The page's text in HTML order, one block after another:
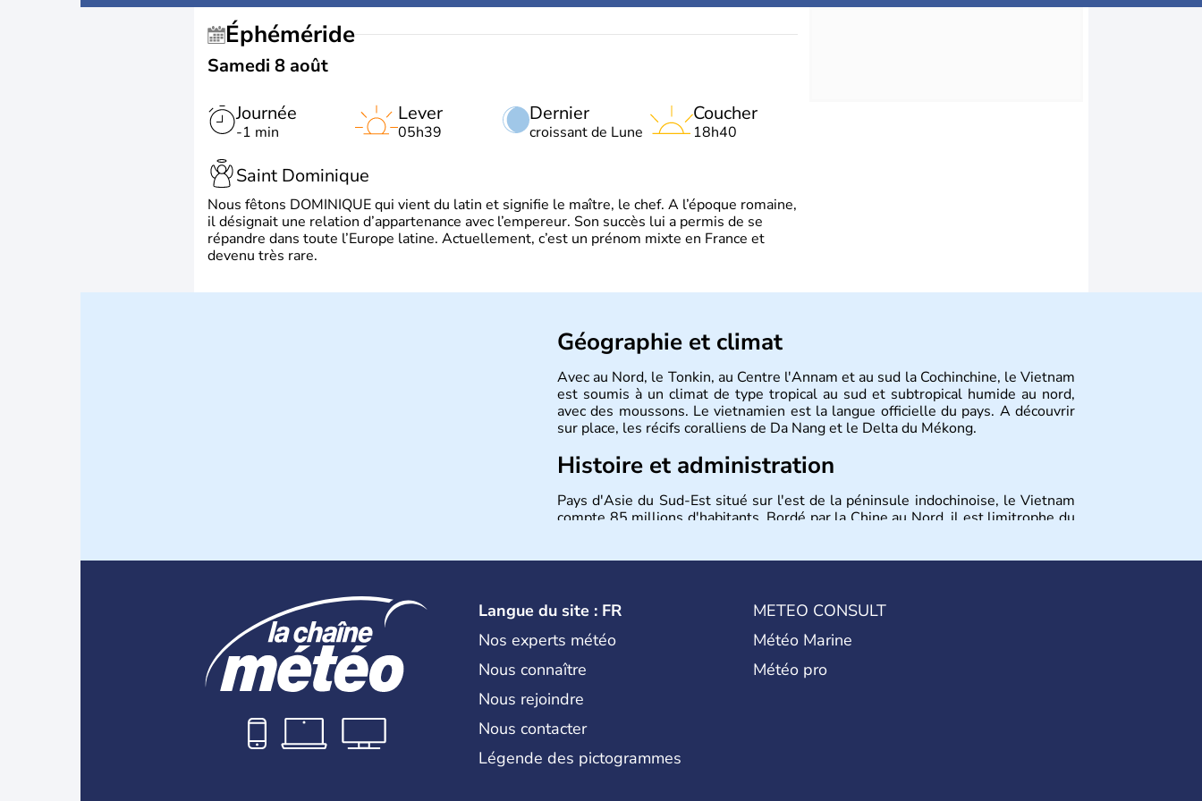
Éphéméride
Samedi 8 août
Journée
-1 min
Dernier
croissant de Lune
Lever
05h39
Coucher
18h40
Saint Dominique
Nous fêtons DOMINIQUE qui vient du latin et signifie le maître, le chef. A l’époque romaine,
il désignait une relation d’appartenance avec l’empereur. Son succès lui a permis de se
répandre dans toute l’Europe latine. Actuellement, c’est un prénom mixte en France et
devenu très rare.
Géographie et climat
Avec au Nord, le Tonkin, au Centre l'Annam et au sud la Cochinchine, le Vietnam
est soumis à un climat de type tropical au sud et subtropical humide au nord,
avec des moussons. Le vietnamien est la langue officielle du pays. A découvrir
sur place, les récifs coralliens de Da Nang et le Delta du Mékong.
Histoire et administration
Pays d'Asie du Sud-Est situé sur l'est de la péninsule indochinoise, le Vietnam
compte 85 millions d'habitants. Bordé par la Chine au Nord, il est limitrophe du
Langue du site : FR
Nos experts météo
Nous connaître
Nous rejoindre
Nous contacter
Légende des pictogrammes
METEO CONSULT
Météo Marine
Météo pro